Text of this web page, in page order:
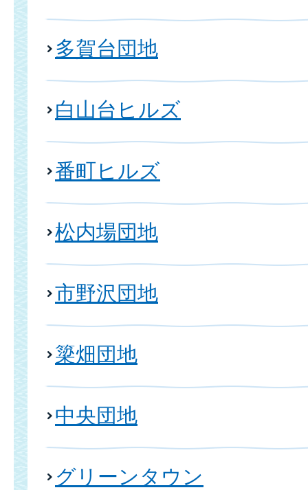
多賀台団地
白山台ヒルズ
番町ヒルズ
松内場団地
市野沢団地
簗畑団地
中央団地
グリーンタウン